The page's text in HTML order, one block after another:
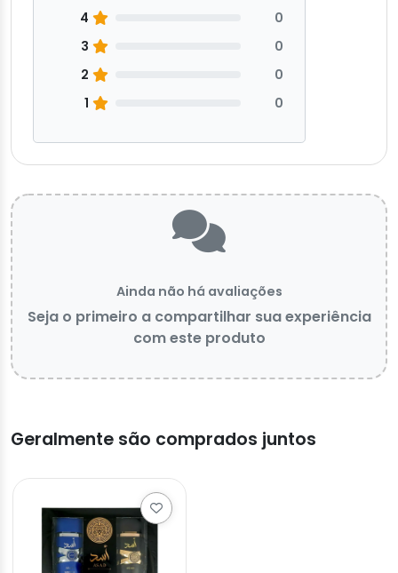
4
0
3
0
2
0
1
0
Ainda não há avaliações
Seja o primeiro a compartilhar sua experiência
com este produto
Geralmente são comprados juntos